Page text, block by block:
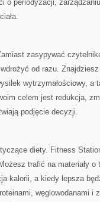
o periodyzacji,
zasypywać
od razu.
wytrzymałościowy, a
celem jest redukcja,
podjęcie decyzji.
diety. Fitness
trafić na materiały
kalorii, a kiedy lepsza
węglowodanami i